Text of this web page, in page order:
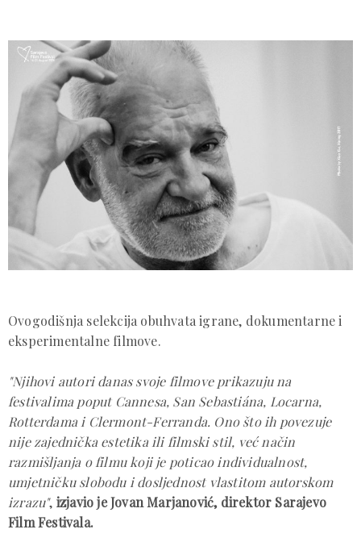
Ovogodišnja selekcija obuhvata igrane, dokumentarne i
eksperimentalne filmove.
"Njihovi autori danas svoje filmove prikazuju na
festivalima poput Cannesa, San Sebastiána, Locarna,
Rotterdama i Clermont-Ferranda. Ono što ih povezuje
nije zajednička estetika ili filmski stil, već način
razmišljanja o filmu koji je poticao individualnost,
umjetničku slobodu i dosljednost vlastitom autorskom
izrazu", izjavio je Jovan Marjanović, direktor Sarajevo
Film Festivala.